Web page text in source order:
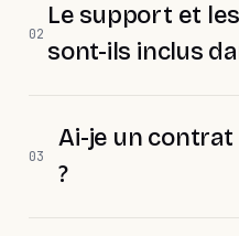
02
Le support et
sont-ils inclus
03
Ai-je un
?